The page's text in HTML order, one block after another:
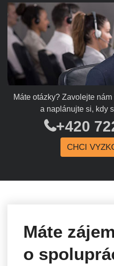
Máte otázky? Zavolejte
a naplánujte si, kdy
+420
CHCI
Máte zájem
o